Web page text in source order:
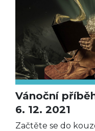
Vánoční
6. 12. 2021
Začtěte se do